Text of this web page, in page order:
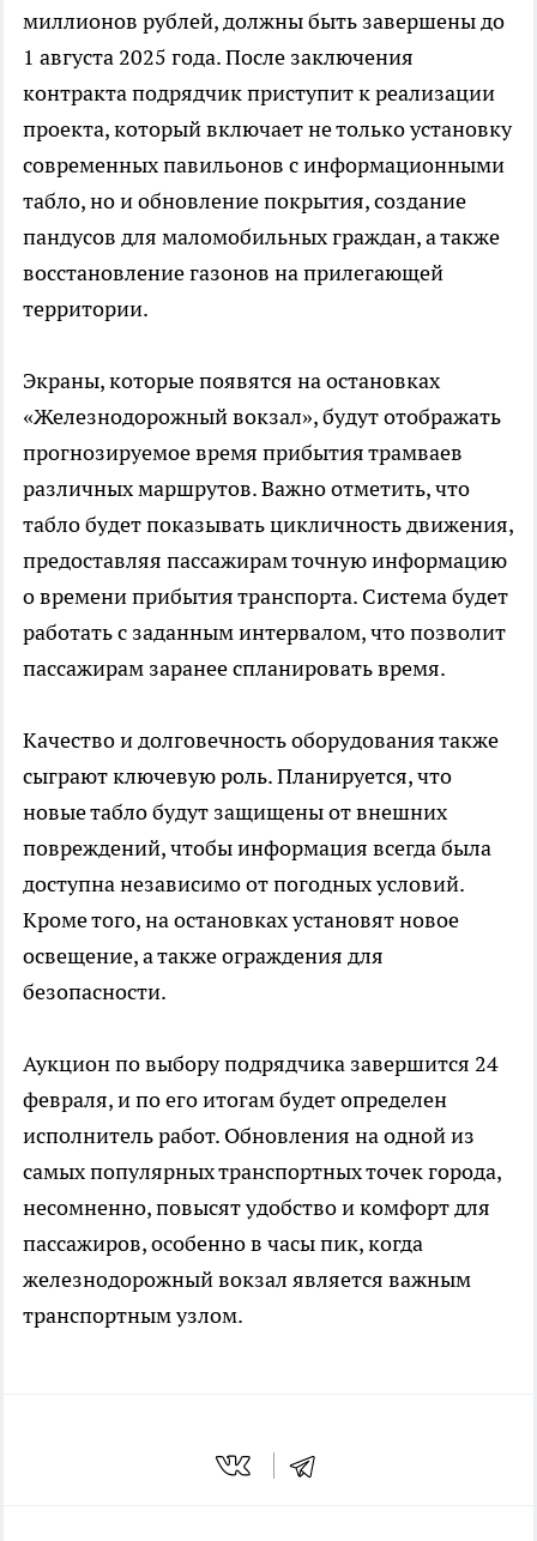
миллионов рублей, должны быть завершены до
1 августа 2025 года. После заключения
контракта подрядчик приступит к реализации
проекта, который включает не только установку
современных павильонов с информационными
табло, но и обновление покрытия, создание
пандусов для маломобильных граждан, а также
восстановление газонов на прилегающей
территории.
Экраны, которые появятся на остановках
«Железнодорожный вокзал», будут отображать
прогнозируемое время прибытия трамваев
различных маршрутов. Важно отметить, что
табло будет показывать цикличность движения,
предоставляя пассажирам точную информацию
о времени прибытия транспорта. Система будет
работать с заданным интервалом, что позволит
пассажирам заранее спланировать время.
Качество и долговечность оборудования также
сыграют ключевую роль. Планируется, что
новые табло будут защищены от внешних
повреждений, чтобы информация всегда была
доступна независимо от погодных условий.
Кроме того, на остановках установят новое
освещение, а также ограждения для
безопасности.
Аукцион по выбору подрядчика завершится 24
февраля, и по его итогам будет определен
исполнитель работ. Обновления на одной из
самых популярных транспортных точек города,
несомненно, повысят удобство и комфорт для
пассажиров, особенно в часы пик, когда
железнодорожный вокзал является важным
транспортным узлом.